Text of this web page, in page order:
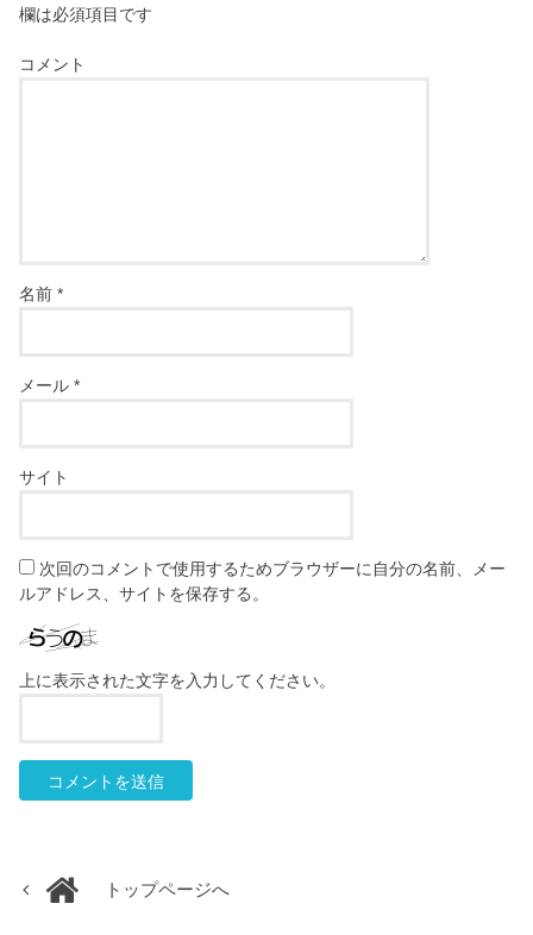
欄は必須項目です
コメント
名前*
メール*
サイト
次回のコメントで使用するためブラウザーに自分の名前、メー
ルアドレス、サイトを保存する。
上に表示された文字を入力してください。
トップページへ